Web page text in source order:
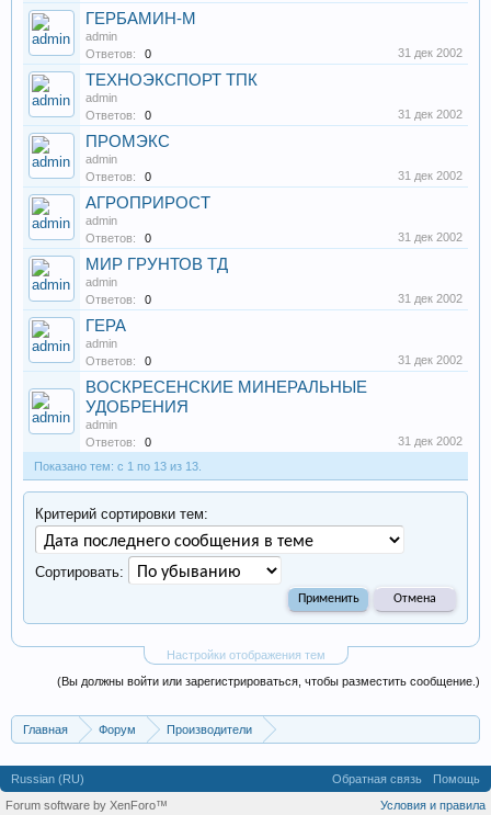
ГЕРБАМИН-М
admin
Ответов:
0 31 дек 2002
ТЕХНОЭКСПОРТ ТПК
admin
Ответов:
0 31 дек 2002
ПРОМЭКС
admin
Ответов:
0 31 дек 2002
АГРОПРИРОСТ
admin
Ответов:
0 31 дек 2002
МИР ГРУНТОВ ТД
admin
Ответов:
0 31 дек 2002
ГЕРА
admin
Ответов:
0 31 дек 2002
ВОСКРЕСЕНСКИЕ МИНЕРАЛЬНЫЕ
УДОБРЕНИЯ
admin
Ответов:
0
31 дек 2002
Показано тем: с 1 по 13 из 13.
Настройки отображения тем
Критерий сортировки тем:
Сортировать:
(Вы должны войти или зарегистрироваться, чтобы разместить сообщение.)
Главная Форум
Производители
Russian (RU) Обратная связь
Помощь
Условия и правила
Forum software by XenForo™